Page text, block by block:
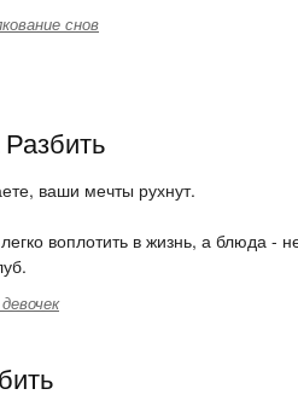
снов
ваши мечты рухнут.
воплотить в жизнь, а блюда